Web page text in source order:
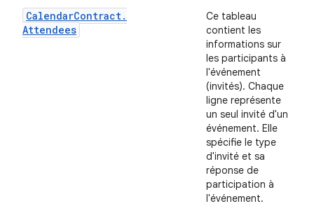
CalendarContract.
Attendees
Ce tableau
contient les
informations sur
les participants à
l'événement
(invités). Chaque
ligne représente
un seul invité d'un
événement. Elle
spécifie le type
d'invité et sa
réponse de
participation à
l'événement.